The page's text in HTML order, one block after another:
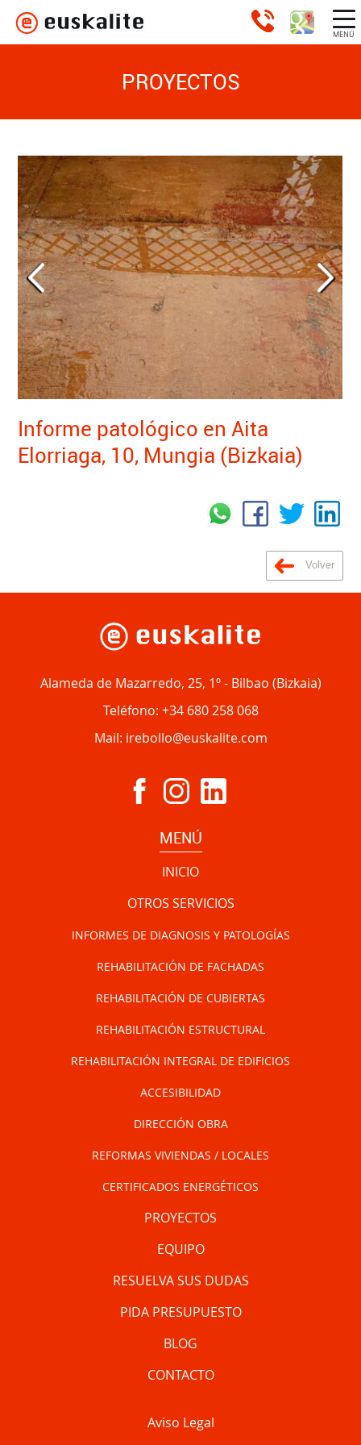
MENÚ
PROYECTOS
Informe patológico en Aita
Elorriaga, 10, Mungia (Bizkaia)
Volver
Alameda de Mazarredo, 25, 1º- Bilbao (Bizkaia)
Teléfono: +34 680 258 068
Mail: irebollo@euskalite.com
MENÚ
INICIO
OTROS SERVICIOS
INFORMES DE DIAGNOSIS Y PATOLOGÍAS
REHABILITACIÓN DE FACHADAS
REHABILITACIÓN DE CUBIERTAS
REHABILITACIÓN ESTRUCTURAL
REHABILITACIÓN INTEGRAL DE EDIFICIOS
ACCESIBILIDAD
DIRECCIÓN OBRA
REFORMAS VIVIENDAS / LOCALES
CERTIFICADOS ENERGÉTICOS
PROYECTOS
EQUIPO
RESUELVA SUS DUDAS
PIDA PRESUPUESTO
BLOG
CONTACTO
Aviso Legal